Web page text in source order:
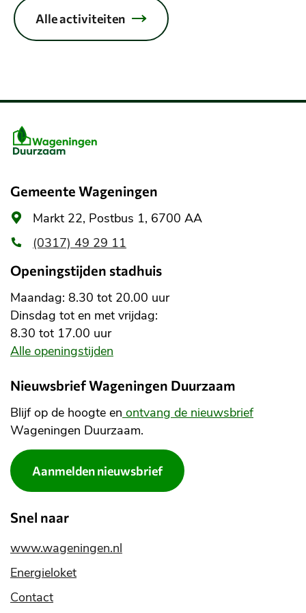
c
a
g
r
i
:
g
Alle activiteiten
Belangrijke
informatie
Gemeente Wageningen
Algemeen
adres
Markt 22, Postbus 1, 6700 AA
(0317) 49 29 11
Openingstijden stadhuis
Maandag: 8.30 tot 20.00 uur
Dinsdag tot en met vrijdag:
8.30 tot 17.00 uur
Alle openingstijden
Nieuwsbrief Wageningen Duurzaam
Blijf op de hoogte en ontvang de nieuwsbrief
Wageningen Duurzaam.
Aanmelden nieuwsbrief
Snel naar
www.wageningen.nl
Energieloket
Contact